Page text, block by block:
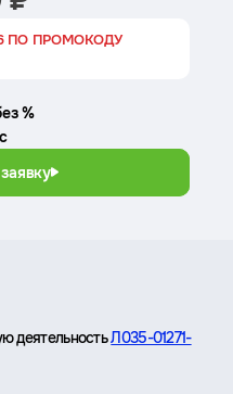
ПО ПРОМОКОДУ
%
деятельностьЛ035-01271-